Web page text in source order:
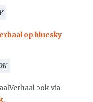
op bluesky
ook via
.